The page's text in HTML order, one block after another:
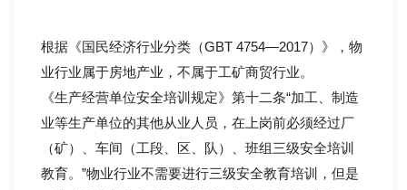
根据《国民经济行业分类（GBT 4754—2017）》，物
业行业属于房地产业，不属于工矿商贸行业。
《生产经营单位安全培训规定》第十二条“加工、制造
业等生产单位的其他从业人员，在上岗前必须经过厂
（矿）、车间（工段、区、队）、班组三级安全培训
教育。”物业行业不需要进行三级安全教育培训，但是